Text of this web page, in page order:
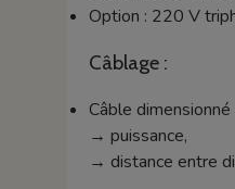
Option : 220 V
Câblage :
Câble dimensionné
→ puissance,
→ distance entre